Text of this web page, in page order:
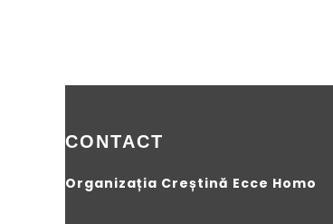
CONTACT
Organizația Creștină Ecce Homo